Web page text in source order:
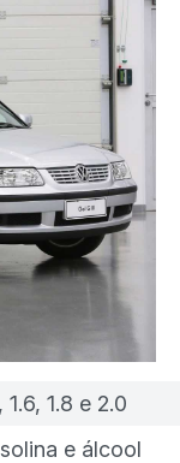
1.6, 1.8 e 2.0
e álcool